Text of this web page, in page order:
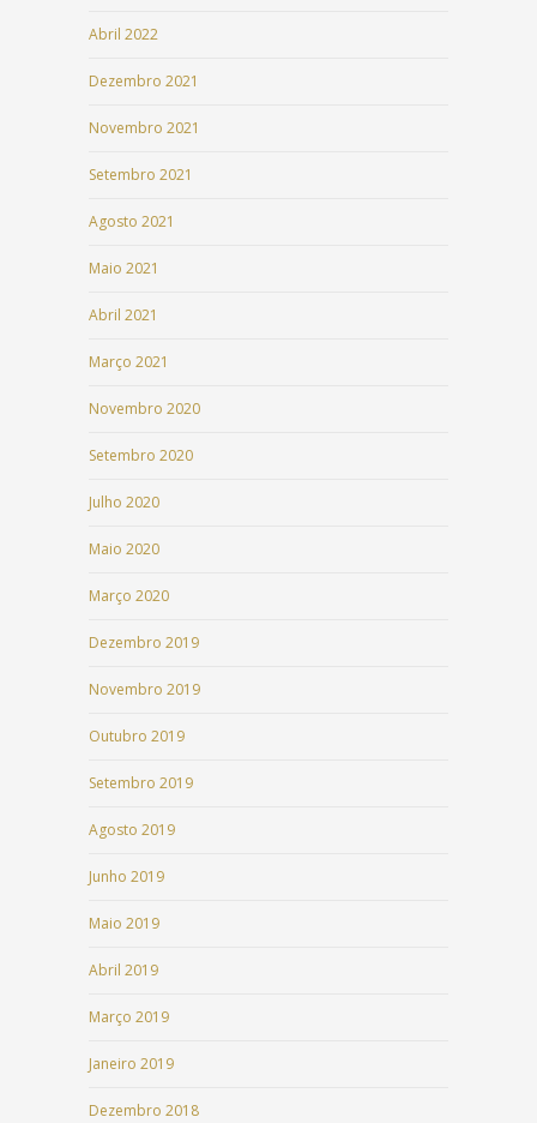
Abril 2022
Dezembro 2021
Novembro 2021
Setembro 2021
Agosto 2021
Maio 2021
Abril 2021
Março 2021
Novembro 2020
Setembro 2020
Julho 2020
Maio 2020
Março 2020
Dezembro 2019
Novembro 2019
Outubro 2019
Setembro 2019
Agosto 2019
Junho 2019
Maio 2019
Abril 2019
Março 2019
Janeiro 2019
Dezembro 2018